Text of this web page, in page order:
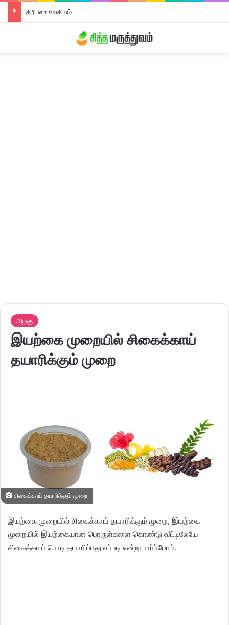
திரிபலா லேகியம்
அழகு
இயற்கை முறையில் சிகைக்காய்
தயாரிக்கும் முறை
சிகைக்காய் தயாரிக்கும் முறை
இயற்கை முறையில் சிகைக்காய் தயாரிக்கும் முறை, இயற்கை
முறையில் இயற்கையான பொருள்களை கொண்டு வீட்டிலேயே
சிகைக்காய் பொடி தயாரிப்பது எப்படி என்று பார்ப்போம்.